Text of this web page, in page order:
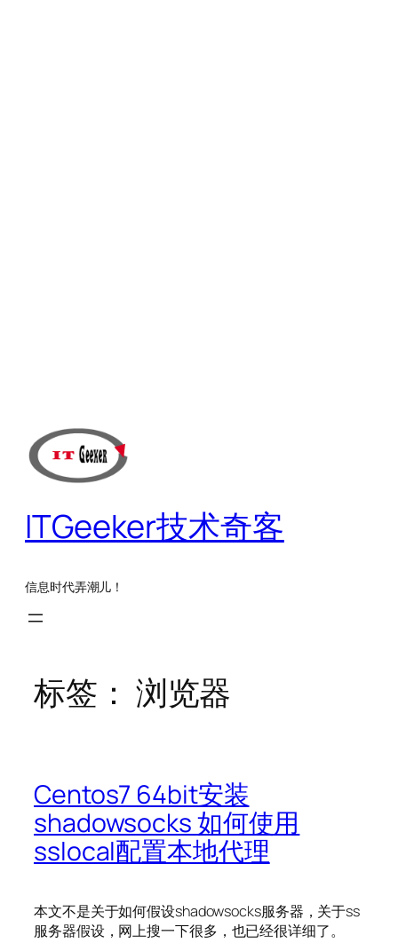
ITGeeker技术奇客
信息时代弄潮儿！
标签： 浏览器
Centos7 64bit安装
shadowsocks 如何使用
sslocal配置本地代理
本文不是关于如何假设shadowsocks服务器，关于ss
服务器假设，网上搜一下很多，也已经很详细了。